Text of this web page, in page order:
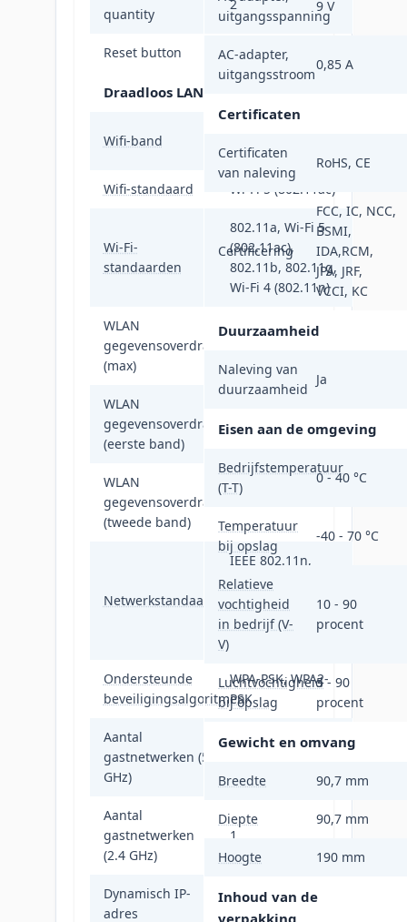
quantity
2
Reset button Ja
Draadloos LAN
Wifi-band
GHz / 5 GHz)
Wifi-standaard Wi-Fi 5 (802.11ac)
Wi-Fi-
standaarden
802.11a, Wi-Fi 5
(802.11ac),
802.11b, 802.11g,
Wi-Fi 4 (802.11n)
WLAN
gegevensoverdrachtsnelheid
(max)
WLAN
gegevensoverdrachtsnelheid
(eerste band)
300 Mbit/s
WLAN
gegevensoverdrachtsnelheid
(tweede band)
Netwerkstandaard
IEEE 802.11n,
IEEE 802.11a,
IEEE 802.11ac,
IEEE 802.11b,
Ondersteunde
beveiligingsalgoritmen
WPA-PSK, WPA2-
PSK
Aantal
gastnetwerken (5
GHz)
Aantal
gastnetwerken
(2.4 GHz)
1
Dynamisch IP-
adres
Ja
uitgangsspanning
9 V
AC-adapter,
uitgangsstroom
0,85 A
Certificaten
Certificaten
van naleving
RoHS, CE
Certificering
FCC, IC, NCC,
BSMI,
IDA,RCM,
JPA, JRF,
VCCI, KC
Duurzaamheid
Naleving van
duurzaamheid
Ja
Eisen aan de omgeving
Bedrijfstemperatuur
(T-T)
0 - 40 °C
Temperatuur
bij opslag
-40 - 70 °C
Relatieve
vochtigheid
in bedrijf (V-
V)
10 - 90
procent
Luchtvochtigheid
bij opslag
5 - 90
procent
Gewicht en omvang
Breedte 90,7 mm
Diepte 90,7 mm
Hoogte 190 mm
Inhoud van de
verpakking